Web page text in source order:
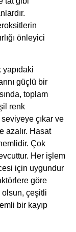
önleyici
güçlü bir
toplam
renk
çıkar ve
azalır. Hasat
Çok
Her işlem
için uygundur
göre
olsun, çeşitli
bir kayıp